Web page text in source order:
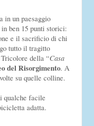
in un paesaggio
ben 15 punti storici:
e il sacrificio di chi
tutto il tragitto
della “Casa
del Risorgimento. A
su quelle colline.
qualche facile
adatta.